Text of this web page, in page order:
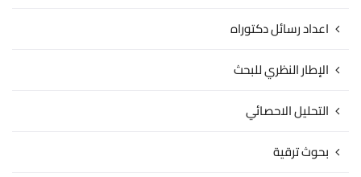
اعداد رسائل دكتوراه
الإطار النظري للبحث
التحليل الاحصائي
بحوث ترقية